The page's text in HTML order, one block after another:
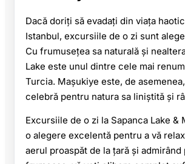
Dacă doriți să evadați din viața
Istanbul, excursiile de o zi sunt
Cu frumusețea sa naturală și
Lake este unul dintre cele mai
Turcia. Maşukiye este, de
celebră pentru natura sa liniștită și
Excursiile de o zi la Sapanca Lake &
o alegere excelentă pentru a vă
aerul proaspăt de la țară și admirând